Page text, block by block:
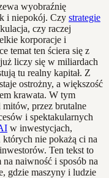
wyobraźnię
i niepokój. Czy strategie
czy raczej
korporacje i
temat ten ściera się z
liczy się w miliardach
tu realny kapitał. Z
ostrożny, a większość
krawata. W tym
mitów, przez brutalne
i spektakularnych
w inwestycjach,
nie pokażą ci na
Ten tekst to
naiwność i sposób na
gdzie maszyny i ludzie